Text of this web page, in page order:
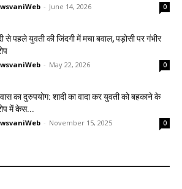
- June 14, 2026 0
से पहले युवती की जिंदगी में मचा बवाल, पड़ोसी पर गंभीर
- May 22, 2026 0
का दुरुपयोग: शादी का वादा कर युवती को बहकाने के
में केस...
- November 15, 2025 0